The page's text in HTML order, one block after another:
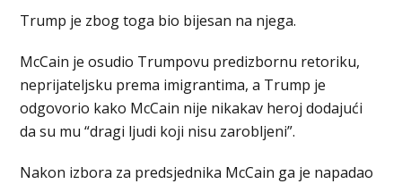
Trump je zbog toga bio bijesan na njega.
McCain je osudio Trumpovu predizbornu retoriku,
neprijateljsku prema imigrantima, a Trump je
odgovorio kako McCain nije nikakav heroj dodajući
da su mu “dragi ljudi koji nisu zarobljeni”.
Nakon izbora za predsjednika McCain ga je napadao